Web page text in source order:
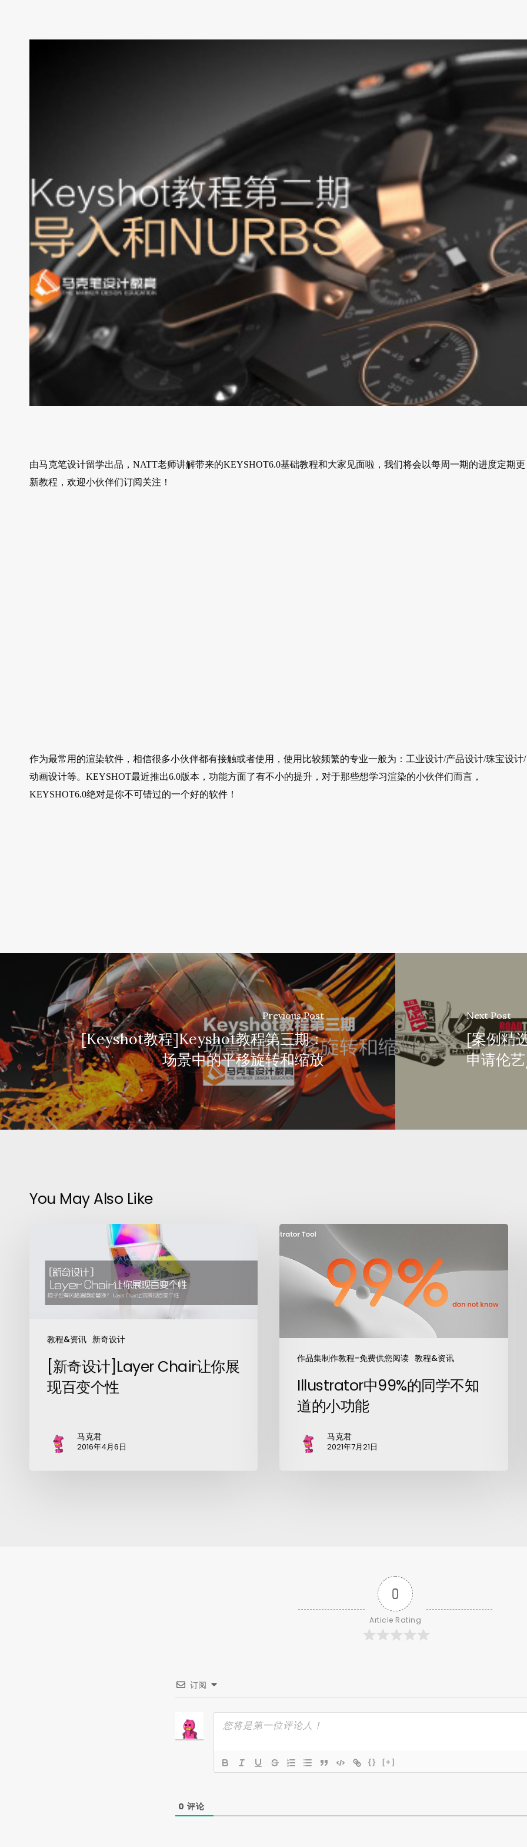
由马克笔设计留学出品，NATT老师讲解带来的KEYSHOT6.0基础教程和大家见面啦，我们将会以每周一期的进度定期更
新教程，欢迎小伙伴们订阅关注！
作为最常用的渲染软件，相信很多小伙伴都有接触或者使用，使用比较频繁的专业一般为：工业设计/产品设计/珠宝设计/
动画设计等。KEYSHOT最近推出6.0版本，功能方面了有不小的提升，对于那些想学习渲染的小伙伴们而言，
KEYSHOT6.0绝对是你不可错过的一个好的软件！
Previous Post
[Keyshot教程]Keyshot教程第三期：
场景中的平移旋转和缩放
Next Post
[案例精
申请伦
You May Also Like
教程&资讯 新奇设计
[新奇设计]Layer Chair让你展
现百变个性
马克君
2016年4月6日
作品集制作教程-免费供您阅读 教程&资讯
Illustrator中99%的同学不知
道的小功能
马克君
2021年7月21日
0
Article Rating
订阅
{} [+]
0 评论